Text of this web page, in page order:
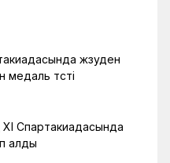
жүзуден
түсті
Спартакиадасында
алды